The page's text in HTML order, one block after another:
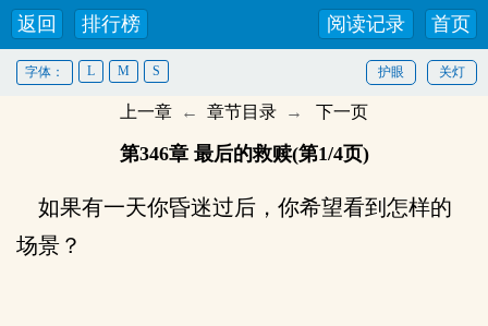
返回 排行榜 首页
阅读记录
关灯
护眼
字体： L M S
上一章 ← 章节目录 → 下一页
第346章 最后的救赎(第1/4页)
如果有一天你昏迷过后，你希望看到怎样的
场景？